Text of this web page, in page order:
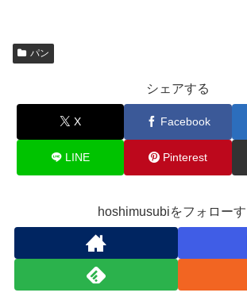
パン
シェアする
X Facebook
LINE Pinterest
hoshimusubiをフォロー